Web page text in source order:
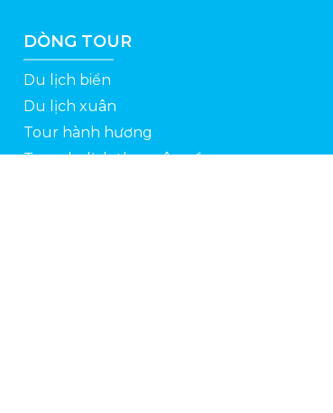
DÒNG TOUR
Du lịch biển
Du lịch xuân
Tour hành hương
Tour du lịch theo yêu cầu